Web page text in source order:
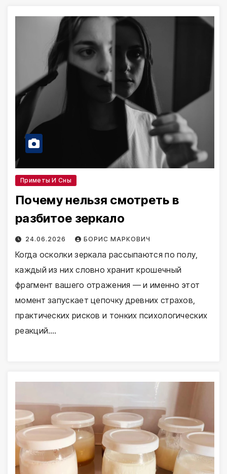
Приметы И Сны
Почему нельзя смотреть в
разбитое зеркало
24.06.2026 БОРИС МАРКОВИЧ
Когда осколки зеркала рассыпаются по полу,
каждый из них словно хранит крошечный
фрагмент вашего отражения — и именно этот
момент запускает цепочку древних страхов,
практических рисков и тонких психологических
реакций.…